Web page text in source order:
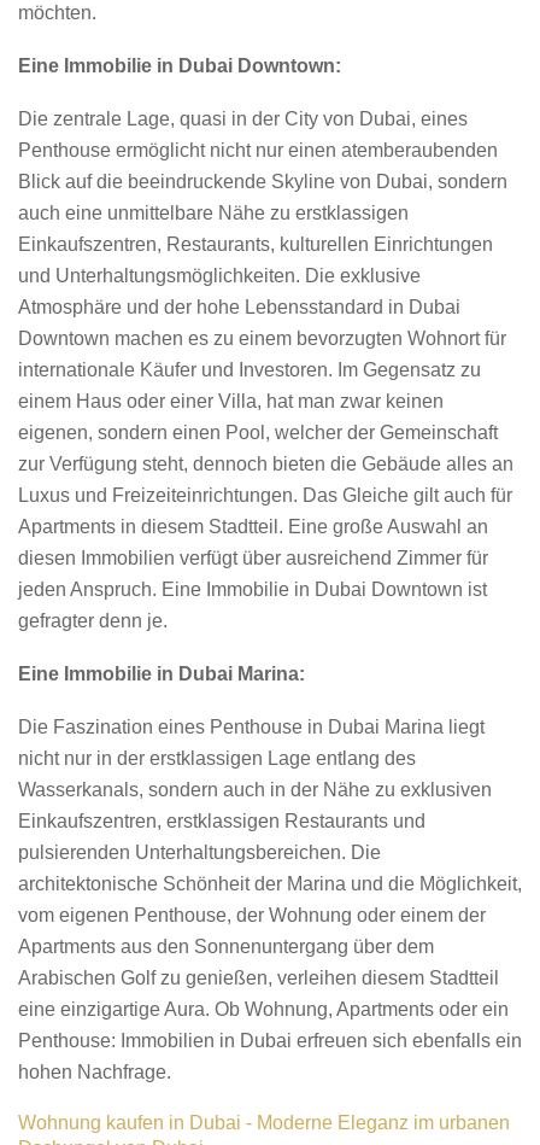
möchten.
Eine Immobilie in Dubai Downtown:
Die zentrale Lage, quasi in der City von Dubai, eines
Penthouse ermöglicht nicht nur einen atemberaubenden
Blick auf die beeindruckende Skyline von Dubai, sondern
auch eine unmittelbare Nähe zu erstklassigen
Einkaufszentren, Restaurants, kulturellen Einrichtungen
und Unterhaltungsmöglichkeiten. Die exklusive
Atmosphäre und der hohe Lebensstandard in Dubai
Downtown machen es zu einem bevorzugten Wohnort für
internationale Käufer und Investoren. Im Gegensatz zu
einem Haus oder einer Villa, hat man zwar keinen
eigenen, sondern einen Pool, welcher der Gemeinschaft
zur Verfügung steht, dennoch bieten die Gebäude alles an
Luxus und Freizeiteinrichtungen. Das Gleiche gilt auch für
Apartments in diesem Stadtteil. Eine große Auswahl an
diesen Immobilien verfügt über ausreichend Zimmer für
jeden Anspruch. Eine Immobilie in Dubai Downtown ist
gefragter denn je.
Eine Immobilie in Dubai Marina:
Die Faszination eines Penthouse in Dubai Marina liegt
nicht nur in der erstklassigen Lage entlang des
Wasserkanals, sondern auch in der Nähe zu exklusiven
Einkaufszentren, erstklassigen Restaurants und
pulsierenden Unterhaltungsbereichen. Die
architektonische Schönheit der Marina und die Möglichkeit,
vom eigenen Penthouse, der Wohnung oder einem der
Apartments aus den Sonnenuntergang über dem
Arabischen Golf zu genießen, verleihen diesem Stadtteil
eine einzigartige Aura. Ob Wohnung, Apartments oder ein
Penthouse: Immobilien in Dubai erfreuen sich ebenfalls ein
hohen Nachfrage.
Wohnung kaufen in Dubai - Moderne Eleganz im urbanen